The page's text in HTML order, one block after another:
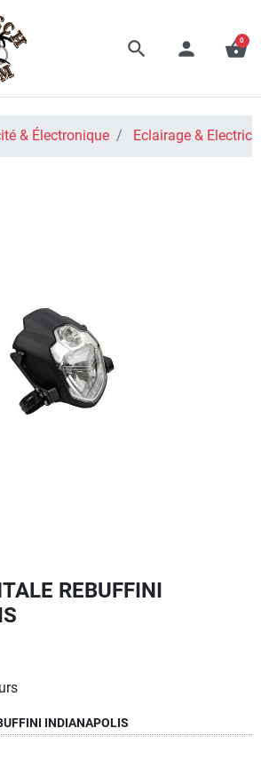
search person shopping_basket
0
& Électronique Eclairage &
REBUFFINI
INDIANAPOLIS